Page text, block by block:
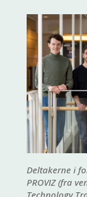
Deltakerne i
PROVIZ (fra